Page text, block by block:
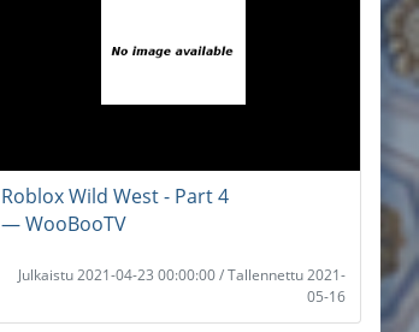
Roblox Wild West - Part 4
― WooBooTV
Julkaistu 2021-04-23 00:00:00 / Tallennettu 2021-
05-16